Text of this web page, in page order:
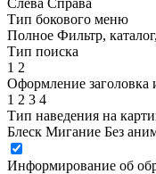
Слева Справа
Тип бокового меню
Полное Фильтр,
Тип поиска
1 2
Оформление
1 2 3 4
Тип наведения на
Блеск Мигание Без
Информирование об